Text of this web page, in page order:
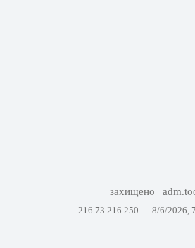
захищено
216.73.216.250 — 8/6/2026,